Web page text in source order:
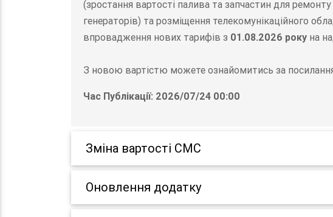
(зростання вартості палива та запчастин для
генераторів) та розміщення телекомунікаційного
впровадження нових тарифів з 01.08.2026 року на
З новою вартістю можете ознайомитись за
Час Публікації: 2026/07/24 00:00
Зміна вартості СМС
Оновлення додатку